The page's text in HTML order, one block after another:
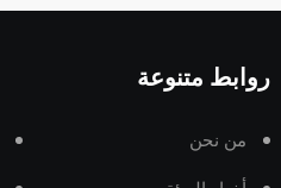
روابط متنوعة
من نحن